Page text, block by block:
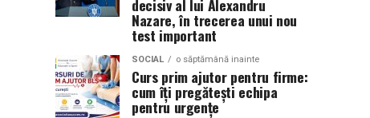
decisiv al lui Alexandru
Nazare, în trecerea unui nou
test important
SOCIAL o săptămână inainte
Curs prim ajutor pentru firme:
cum îți pregătești echipa
pentru urgențe